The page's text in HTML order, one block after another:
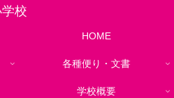
校
HOME
各種便り・文書
学校概要